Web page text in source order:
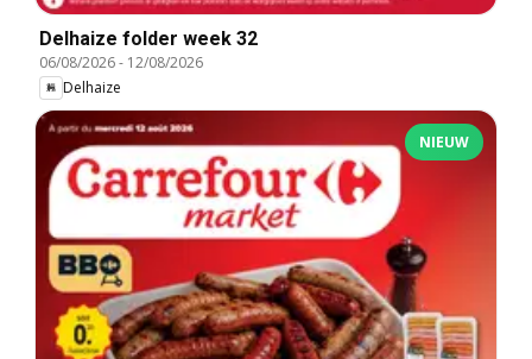
Delhaize folder week 32
06/08/2026- 12/08/2026
Delhaize
NIEUW